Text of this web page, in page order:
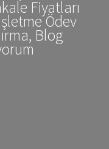
Fiyatları
Ödev
Blog